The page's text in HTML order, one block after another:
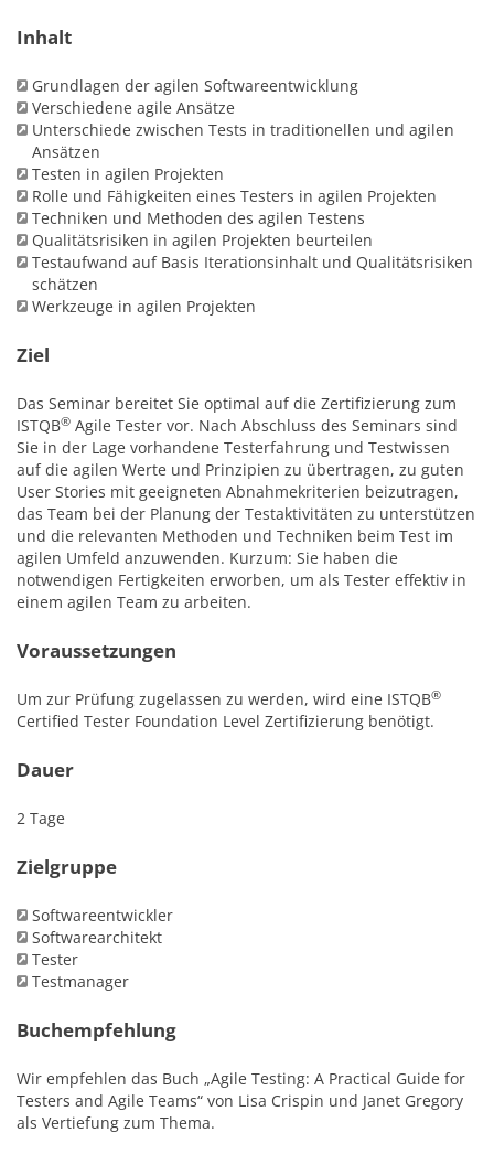
Inhalt
Grundlagen der agilen Softwareentwicklung
Verschiedene agile Ansätze
Unterschiede zwischen Tests in traditionellen und agilen
Ansätzen
Testen in agilen Projekten
Rolle und Fähigkeiten eines Testers in agilen Projekten
Techniken und Methoden des agilen Testens
Qualitätsrisiken in agilen Projekten beurteilen
Testaufwand auf Basis Iterationsinhalt und Qualitätsrisiken
schätzen
Werkzeuge in agilen Projekten
Ziel
Das Seminar bereitet Sie optimal auf die Zertifizierung zum
ISTQB® Agile Tester vor. Nach Abschluss des Seminars sind
Sie in der Lage vorhandene Testerfahrung und Testwissen
auf die agilen Werte und Prinzipien zu übertragen, zu guten
User Stories mit geeigneten Abnahmekriterien beizutragen,
das Team bei der Planung der Testaktivitäten zu unterstützen
und die relevanten Methoden und Techniken beim Test im
agilen Umfeld anzuwenden. Kurzum: Sie haben die
notwendigen Fertigkeiten erworben, um als Tester effektiv in
einem agilen Team zu arbeiten.
Voraussetzungen
Um zur Prüfung zugelassen zu werden, wird eine ISTQB®
Certified Tester Foundation Level Zertifizierung benötigt.
Dauer
2 Tage
Zielgruppe
Softwareentwickler
Softwarearchitekt
Tester
Testmanager
Buchempfehlung
Wir empfehlen das Buch „Agile Testing: A Practical Guide for
Testers and Agile Teams“ von Lisa Crispin und Janet Gregory
als Vertiefung zum Thema.